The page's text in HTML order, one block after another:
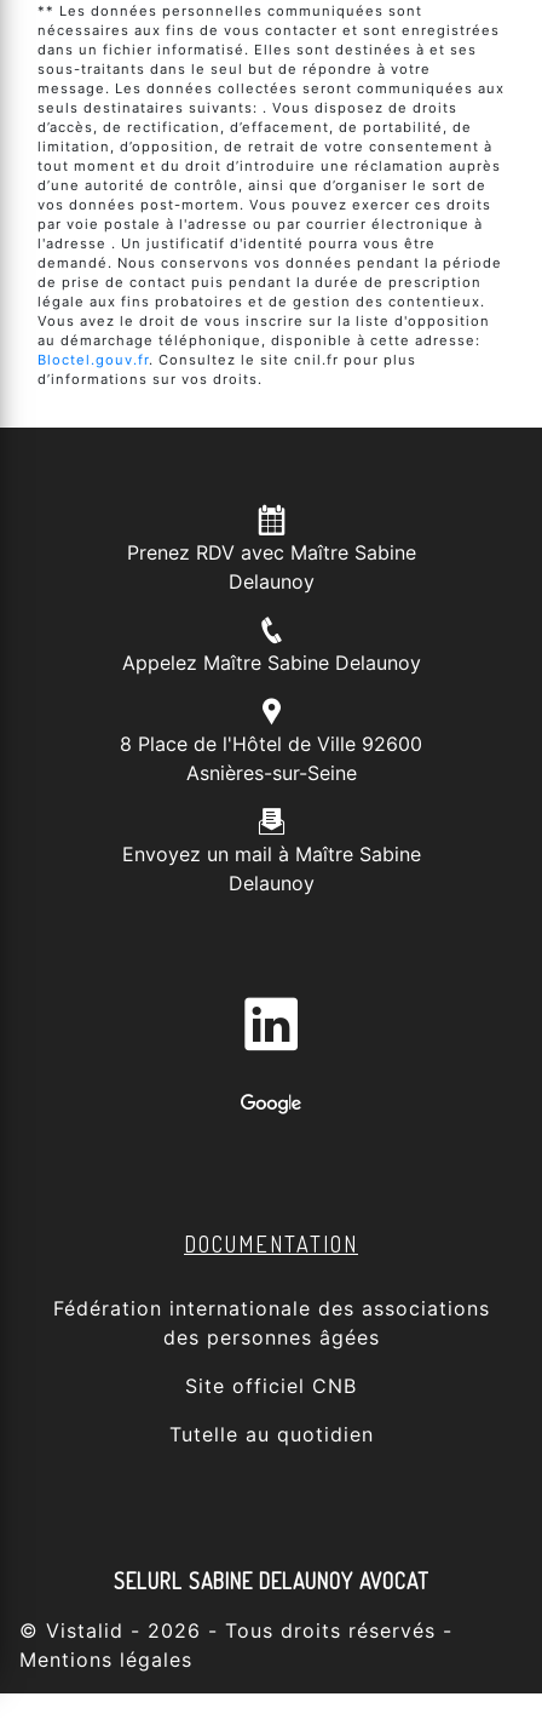
** Les données personnelles communiquées sont
nécessaires aux fins de vous contacter et sont enregistrées
dans un fichier informatisé. Elles sont destinées à et ses
sous-traitants dans le seul but de répondre à votre
message. Les données collectées seront communiquées aux
seuls destinataires suivants: . Vous disposez de droits
d’accès, de rectification, d’effacement, de portabilité, de
limitation, d’opposition, de retrait de votre consentement à
tout moment et du droit d’introduire une réclamation auprès
d’une autorité de contrôle, ainsi que d’organiser le sort de
vos données post-mortem. Vous pouvez exercer ces droits
par voie postale à l'adresse ou par courrier électronique à
l'adresse . Un justificatif d'identité pourra vous être
demandé. Nous conservons vos données pendant la période
de prise de contact puis pendant la durée de prescription
légale aux fins probatoires et de gestion des contentieux.
Vous avez le droit de vous inscrire sur la liste d'opposition
au démarchage téléphonique, disponible à cette adresse:
Bloctel.gouv.fr. Consultez le site cnil.fr pour plus
d’informations sur vos droits.
Prenez RDV avec Maître Sabine
Delaunoy
Appelez Maître Sabine Delaunoy
8 Place de l'Hôtel de Ville 92600
Asnières-sur-Seine
Envoyez un mail à Maître Sabine
Delaunoy
DOCUMENTATION
Fédération internationale des associations
des personnes âgées
Site officiel CNB
Tutelle au quotidien
SELURL SABINE DELAUNOY AVOCAT
© Vistalid - 2026 - Tous droits réservés -
Mentions légales